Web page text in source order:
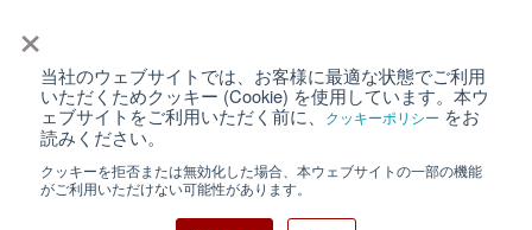
×
当社のウェブサイトでは、お客様に最適な状態でご利用
いただくためクッキー (Cookie) を使用しています。本ウ
ェブサイトをご利用いただく前に、
クッキーポリシー をお
読みください。
クッキーを拒否または無効化した場合、本ウェブサイトの一部の機能
がご利用いただけない可能性があります。
個人情報保護について ウェブサイト利用規約
クッキーポリシー
日清紡ホールディングス